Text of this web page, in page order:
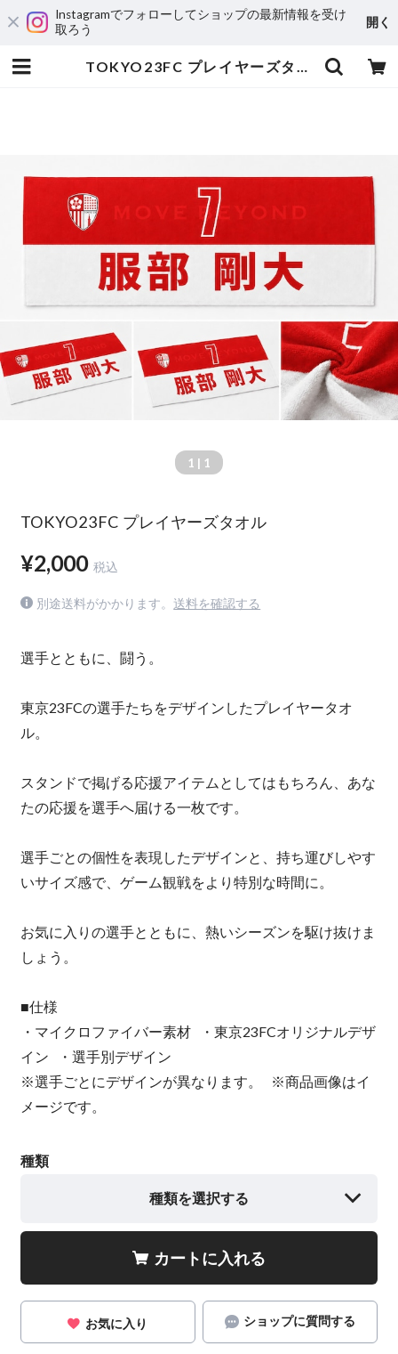
Instagramでフォローしてショップの最新情報を受け
取ろう
開く
TOKYO23FC プレイヤーズタオル | tokyo23
1 | 1
TOKYO23FC プレイヤーズタオル
¥2,000 税込
別途送料がかかります。 送料を確認する
選手とともに、闘う。
東京23FCの選手たちをデザインしたプレイヤータオ
ル。
スタンドで掲げる応援アイテムとしてはもちろん、あな
たの応援を選手へ届ける一枚です。
選手ごとの個性を表現したデザインと、持ち運びしやす
いサイズ感で、ゲーム観戦をより特別な時間に。
お気に入りの選手とともに、熱いシーズンを駆け抜けま
しょう。
■仕様
・マイクロファイバー素材 ・東京23FCオリジナルデザ
イン ・選手別デザイン
※選手ごとにデザインが異なります。 ※商品画像はイ
メージです。
種類
種類を選択する
カートに入れる
お気に入り ショップに質問する